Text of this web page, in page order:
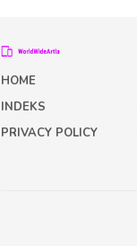
HOME
INDEKS
PRIVACY POLICY